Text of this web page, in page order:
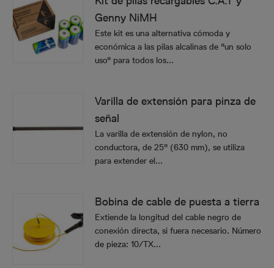
Genny NiMH
Este kit es una alternativa cómoda y
económica a las pilas alcalinas de "un solo
uso" para todos los...
Varilla de extensión para pinza de
señal
La varilla de extensión de nylon, no
conductora, de 25" (630 mm), se utiliza
para extender el...
Bobina de cable de puesta a tierra
Extiende la longitud del cable negro de
conexión directa, si fuera necesario. Número
de pieza: 10/TX...